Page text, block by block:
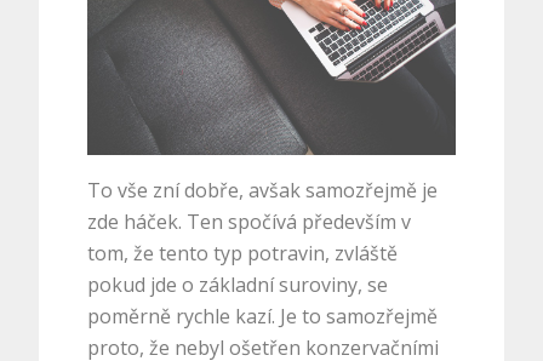
To vše zní dobře, avšak samozřejmě je
zde háček. Ten spočívá především v
tom, že tento typ potravin, zvláště
pokud jde o základní suroviny, se
poměrně rychle kazí. Je to samozřejmě
proto, že nebyl ošetřen konzervačními